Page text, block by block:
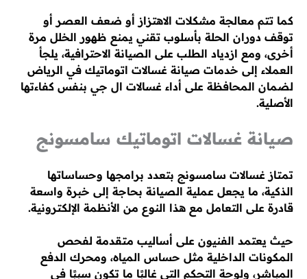
كما تتم معالجة مشكلات الاهتزاز أو ضعف العصر أو
توقف دوران الحلة بأسلوب تقني يمنع ظهور الخلل مرة
أخرى، ومع ازدياد الطلب على الصيانة الاحترافية، يلجأ
العملاء إلى خدمات صيانة غسالات اتوماتيك في الرياض
لضمان المحافظة على أداء غسالات ال جي بنفس كفاءتها
الأصلية.
صيانة غسالات اتوماتيك سامسونج
تمتاز غسالات سامسونج بتعدد برامجها وحساساتها
الذكية، ما يجعل عملية الصيانة بحاجة إلى خبرة واسعة
قادرة على التعامل مع هذا النوع من الأنظمة الإلكترونية.
حيث يعتمد الفنيون على أساليب متقدمة لفحص
المكونات الداخلية مثل حساس المياه، ومحرك الدفع
المباشر، ولوحة التحكم التي غالبًا ما تكون سببًا في